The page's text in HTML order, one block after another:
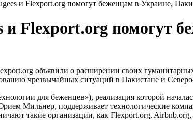
и Flexport.org помогут беженцам в Украине,
и Flexport.org помогут
объявили о расширении своих
чрезвычайных ситуаций в Пакистане и
для беженцев»), реализация которой
Мильнер, поддерживает технологические
такие организации, как Flexport.org,